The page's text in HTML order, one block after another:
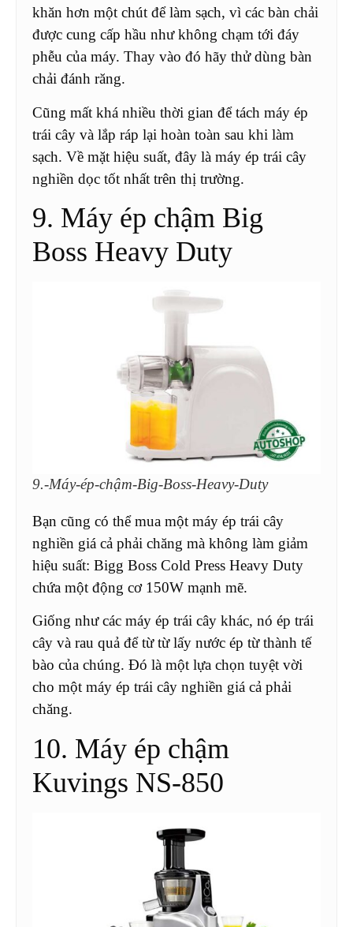
khăn hơn một chút để làm sạch, vì các bàn chải
được cung cấp hầu như không chạm tới đáy
phễu của máy. Thay vào đó hãy thử dùng bàn
chải đánh răng.
Cũng mất khá nhiều thời gian để tách máy ép
trái cây và lắp ráp lại hoàn toàn sau khi làm
sạch. Về mặt hiệu suất, đây là máy ép trái cây
nghiền dọc tốt nhất trên thị trường.
9. Máy ép chậm Big
Boss Heavy Duty
9.-Máy-ép-chậm-Big-Boss-Heavy-Duty
Bạn cũng có thể mua một máy ép trái cây
nghiền giá cả phải chăng mà không làm giảm
hiệu suất: Bigg Boss Cold Press Heavy Duty
chứa một động cơ 150W mạnh mẽ.
Giống như các máy ép trái cây khác, nó ép trái
cây và rau quả để từ từ lấy nước ép từ thành tế
bào của chúng. Đó là một lựa chọn tuyệt vời
cho một máy ép trái cây nghiền giá cả phải
chăng.
10. Máy ép chậm
Kuvings NS-850